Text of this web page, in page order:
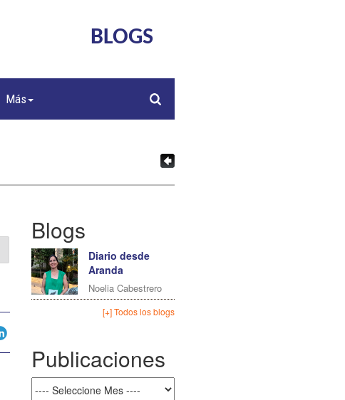
BLOGS
Más
Blogs
Diario desde
Aranda
Noelia Cabestrero
[+] Todos los blogs
Publicaciones